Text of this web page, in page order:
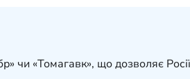
чи «Томагавк», що дозволяє